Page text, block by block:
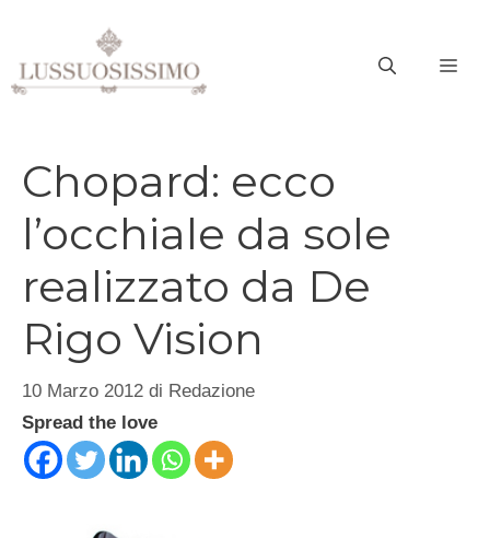
contenuto
Chopard: ecco
l’occhiale da sole
realizzato da De
Rigo Vision
10 Marzo 2012 di Redazione
Spread the love